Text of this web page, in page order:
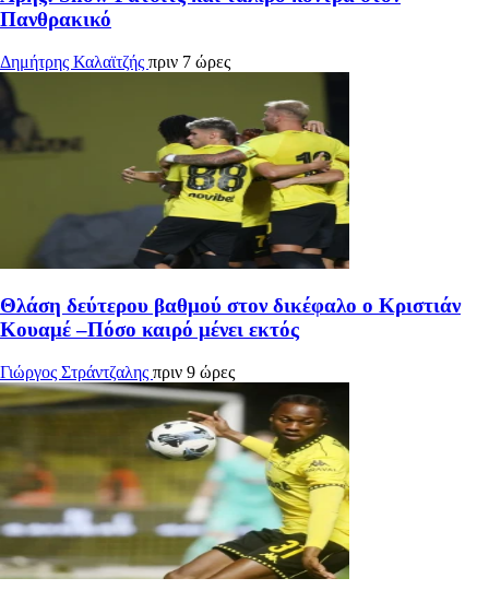
Πανθρακικό
Δημήτρης Καλαϊτζής πριν 7 ώρες
Θλάση δεύτερου βαθμού στον δικέφαλο ο Κριστιάν
Κουαμέ –Πόσο καιρό μένει εκτός
Γιώργος Στράντζαλης πριν 9 ώρες